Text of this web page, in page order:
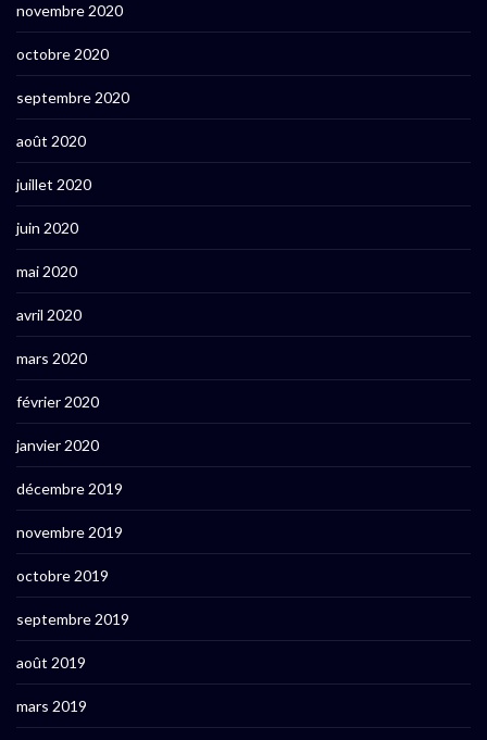
novembre 2020
octobre 2020
septembre 2020
août 2020
juillet 2020
juin 2020
mai 2020
avril 2020
mars 2020
février 2020
janvier 2020
décembre 2019
novembre 2019
octobre 2019
septembre 2019
août 2019
mars 2019